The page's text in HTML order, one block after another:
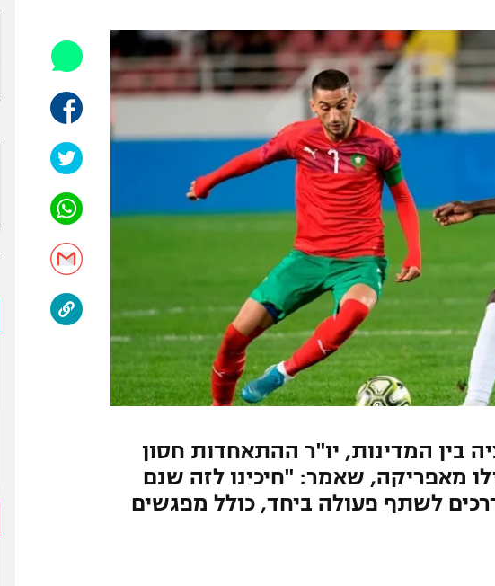
אביב
באר שבע
ליגה סינית
ליגה ברזילאית
ליגות נוספות
בין המדינות, יו"ר ההתאחדות חסון
מאפריקה, שאמר: "חיכינו לזה שנם
לשתף פעולה ביחד, כולל מפגשים